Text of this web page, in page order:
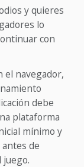
y quieres
lo
con
el navegador,
debe
plataforma
mínimo y
de
juego.